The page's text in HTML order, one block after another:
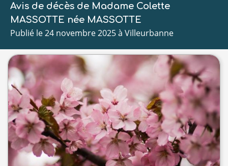
Avis de décès de Madame Colette
MASSOTTE née MASSOTTE
Publié le 24 novembre 2025 à Villeurbanne